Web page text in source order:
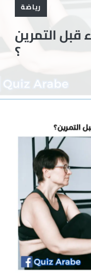
رياضة
التمرين
؟